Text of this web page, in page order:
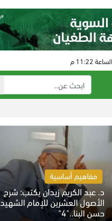
مفاهيم أساسية
د. عبد الكريم زيدان يكتب: شرح
الأصول العشرين للإمام الشهيد
حسن البنا.."4"